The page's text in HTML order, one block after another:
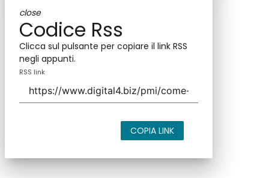
close
Codice Rss
Clicca sul pulsante per copiare il link RSS
negli appunti.
RSS link
COPIA LINK